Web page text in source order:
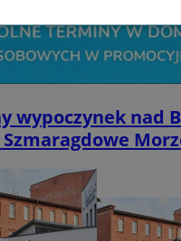
wypoczynek nad
Niezbędne
Niezbędne Wydajność